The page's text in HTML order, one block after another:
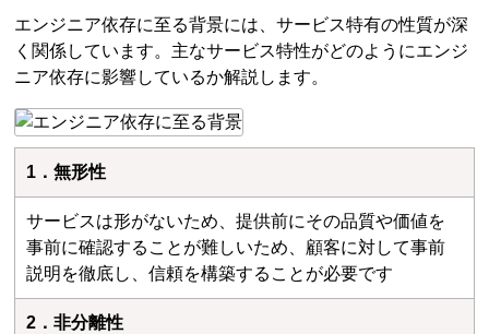
エンジニア依存に至る背景には、サービス特有の性質が深
く関係しています。主なサービス特性がどのようにエンジ
ニア依存に影響しているか解説します。
1．無形性
サービスは形がないため、提供前にその品質や価値を
事前に確認することが難しいため、顧客に対して事前
説明を徹底し、信頼を構築することが必要です
2．非分離性